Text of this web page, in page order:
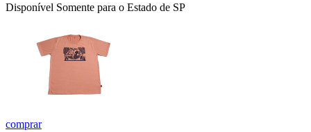
Disponível Somente para o Estado de SP
comprar